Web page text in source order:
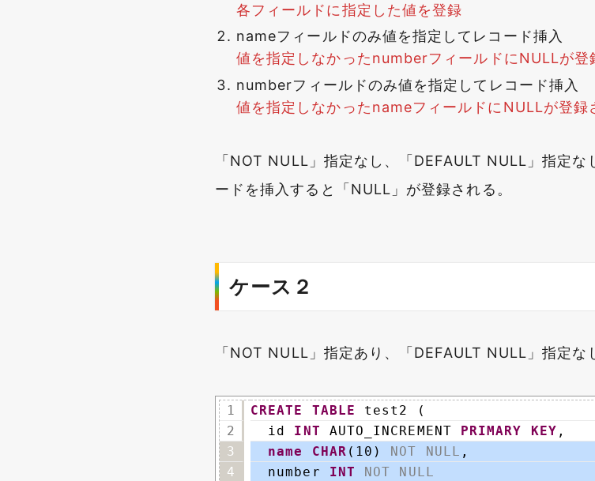
各フィールドに指定した値を登録
nameフィールドのみ値を指定してレコード挿入
値を指定しなかったnumberフィールドにNULLが登
numberフィールドのみ値を指定してレコード挿入
値を指定しなかったnameフィールドにNULLが登録
「NOT NULL」指定なし、「DEFAULT NULL」指定
ードを挿入すると「NULL」が登録される。
ケース２
「NOT NULL」指定あり、「DEFAULT NULL」指定な
1
2
3
4
CREATE TABLE
test2 (
id INT AUTO_INCREMENT PRIMARY KEY ,
name
CHAR (10) NOT NULL ,
number INT NOT
NULL